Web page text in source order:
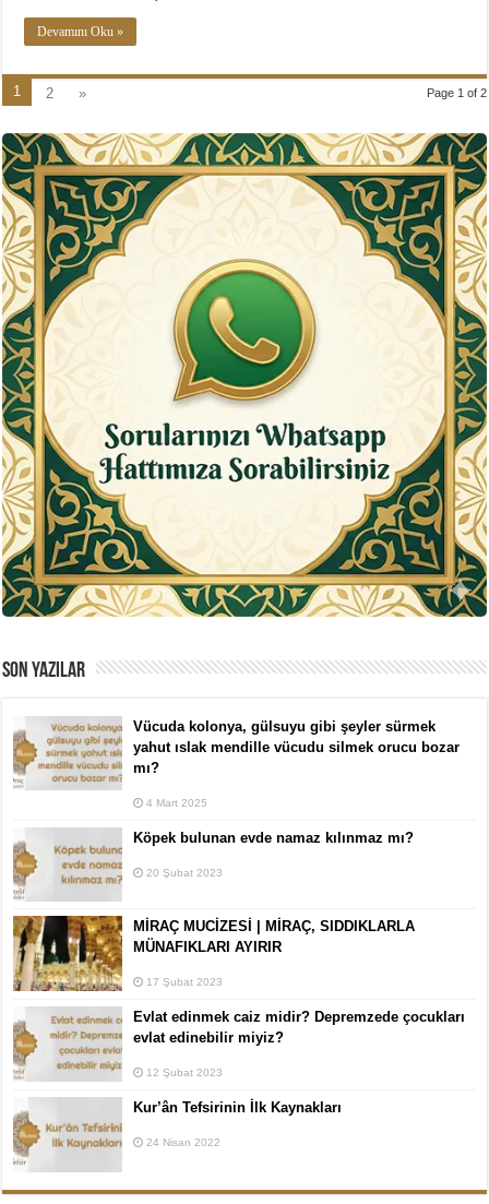
Devamını Oku »
Page 1 of 2
1 2 »
SON YAZILAR
Vücuda kolonya, gülsuyu gibi şeyler sürmek
yahut ıslak mendille vücudu silmek orucu bozar
mı?
4 Mart 2025
Köpek bulunan evde namaz kılınmaz mı?
20 Şubat 2023
MİRAÇ MUCİZESİ | MİRAÇ, SIDDIKLARLA
MÜNAFIKLARI AYIRIR
17 Şubat 2023
Evlat edinmek caiz midir? Depremzede çocukları
evlat edinebilir miyiz?
12 Şubat 2023
Kur’ân Tefsirinin İlk Kaynakları
24 Nisan 2022